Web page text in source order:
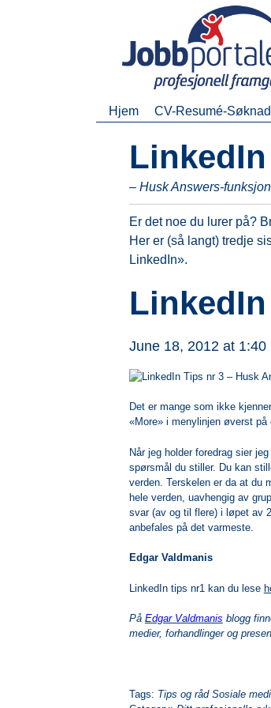
Hjem CV-Resumé-Søknad
– Husk Answers-
Er det noe du lurer på?
Her er (så langt) tredje
LinkedIn».
June 18, 2012 at 1:40
Det er mange som ikke
«More» i menylinjen øverst
Når jeg holder foredrag sier
spørsmål du stiller. Du kan
verden. Terskelen er da at du
hele verden, uavhengig av
svar (av og til flere) i løpet av
anbefales på det varmeste.
Edgar Valdmanis
LinkedIn tips nr1 kan du lese
På Edgar Valdmanis blogg
medier, forhandlinger og
Tags: Tips og råd Sosiale